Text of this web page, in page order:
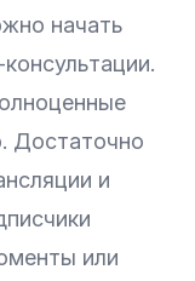
начать
Достаточно
и
или